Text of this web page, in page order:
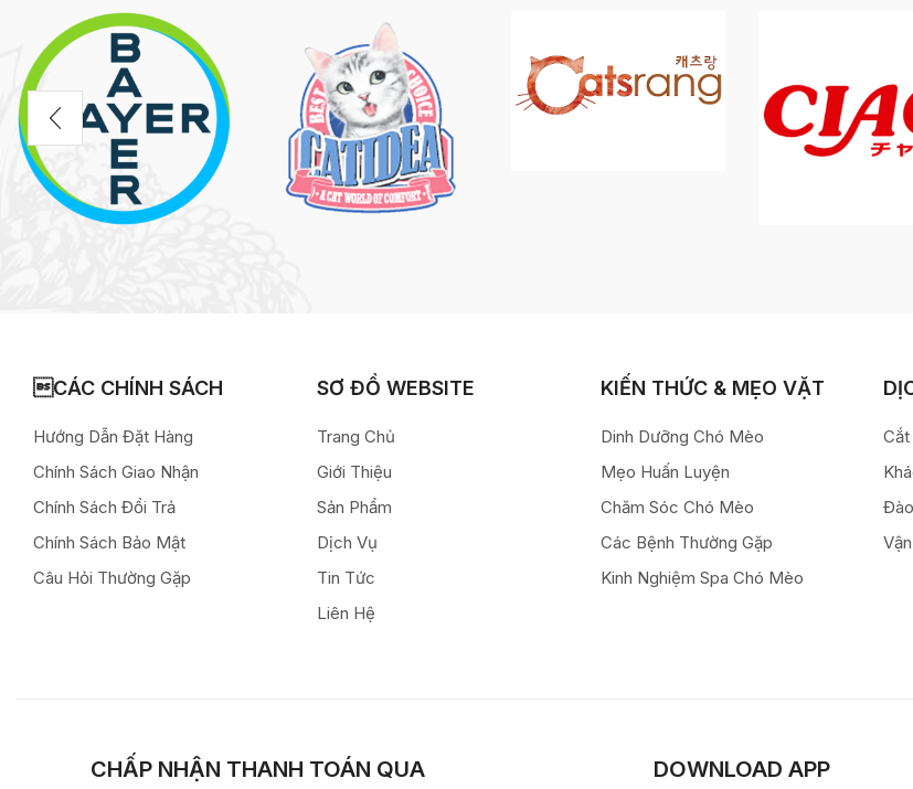
CÁC CHÍNH SÁCH
Hướng Dẫn Đặt Hàng
Chính Sách Giao Nhận
Chính Sách Đổi Trả
Chính Sách Bảo Mật
Câu Hỏi Thường Gặp
SƠ ĐỒ WEBSITE
Trang Chủ
Giới Thiệu
Sản Phẩm
Dịch Vụ
Tin Tức
Liên Hệ
KIẾN THỨC & MẸO VẶT
Dinh Dưỡng Chó Mèo
Mẹo Huấn Luyện
Chăm Sóc Chó Mèo
Các Bệnh Thường Gặp
Kinh Nghiệm Spa Chó Mèo
CHẤP NHẬN THANH TOÁN QUA DOWNLOAD APP